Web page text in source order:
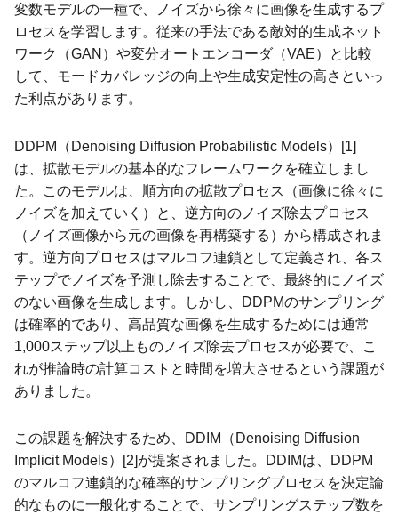
変数モデルの一種で、ノイズから徐々に画像を生成するプ
ロセスを学習します。従来の手法である敵対的生成ネット
ワーク（GAN）や変分オートエンコーダ（VAE）と比較
して、モードカバレッジの向上や生成安定性の高さといっ
た利点があります。
DDPM（Denoising Diffusion Probabilistic Models）[1]
は、拡散モデルの基本的なフレームワークを確立しまし
た。このモデルは、順方向の拡散プロセス（画像に徐々に
ノイズを加えていく）と、逆方向のノイズ除去プロセス
（ノイズ画像から元の画像を再構築する）から構成されま
す。逆方向プロセスはマルコフ連鎖として定義され、各ス
テップでノイズを予測し除去することで、最終的にノイズ
のない画像を生成します。しかし、DDPMのサンプリング
は確率的であり、高品質な画像を生成するためには通常
1,000ステップ以上ものノイズ除去プロセスが必要で、こ
れが推論時の計算コストと時間を増大させるという課題が
ありました。
この課題を解決するため、DDIM（Denoising Diffusion
Implicit Models）[2]が提案されました。DDIMは、DDPM
のマルコフ連鎖的な確率的サンプリングプロセスを決定論
的なものに一般化することで、サンプリングステップ数を